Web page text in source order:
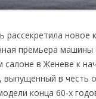
рассекретила новое
премьера машины
в Женеве к
выпущенный в честь
конца 60-х